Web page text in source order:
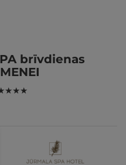
brīvdienas
★ ★ ★